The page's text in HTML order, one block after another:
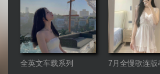
全英文车载系列 7月全慢歌连版